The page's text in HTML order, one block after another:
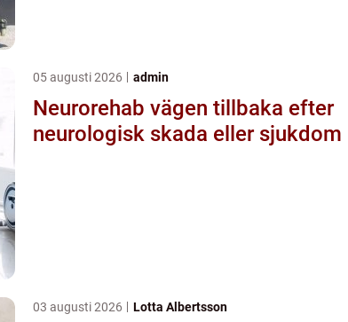
05 augusti 2026 admin
Neurorehab vägen tillbaka efter
neurologisk skada eller sjukdom
03 augusti 2026 Lotta Albertsson